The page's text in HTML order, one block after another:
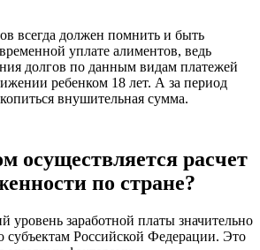
всегда должен помнить и быть
уплате алиментов, ведь
долгов по данным видам платежей
ребенком 18 лет. А за период
внушительная сумма.
осуществляется расчет
по стране?
уровень заработной платы значительно
субъектам Российской Федерации. Это